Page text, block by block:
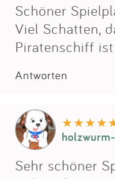
Schöner
Viel Schatten,
Piratenschiff
Antworten
Sehr schöner